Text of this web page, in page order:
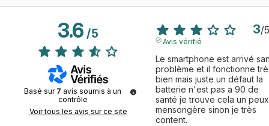
3.6/5
Basé sur 7 avis soumis à un
contrôle
Voir tous les avis sur ce site
3/5
Avis vérifié
Le smartphone est arrivé
problème et il fonctionne
bien mais juste un défaut la
batterie n'est pas a 90 de
santé je trouve cela un peux
mensongère sinon je très
content.